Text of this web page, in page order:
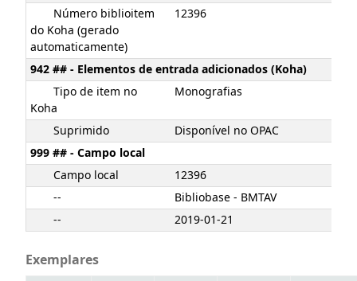
Número biblioitem
do Koha (gerado
automaticamente)
12396
942 ## - Elementos de entrada adicionados (Koha)
Tipo de item no
Koha
Monografias
Suprimido
Disponível no OPAC
999 ## - Campo local
Campo local
12396
--
Bibliobase - BMTAV
--
2019-01-21
Exemplares